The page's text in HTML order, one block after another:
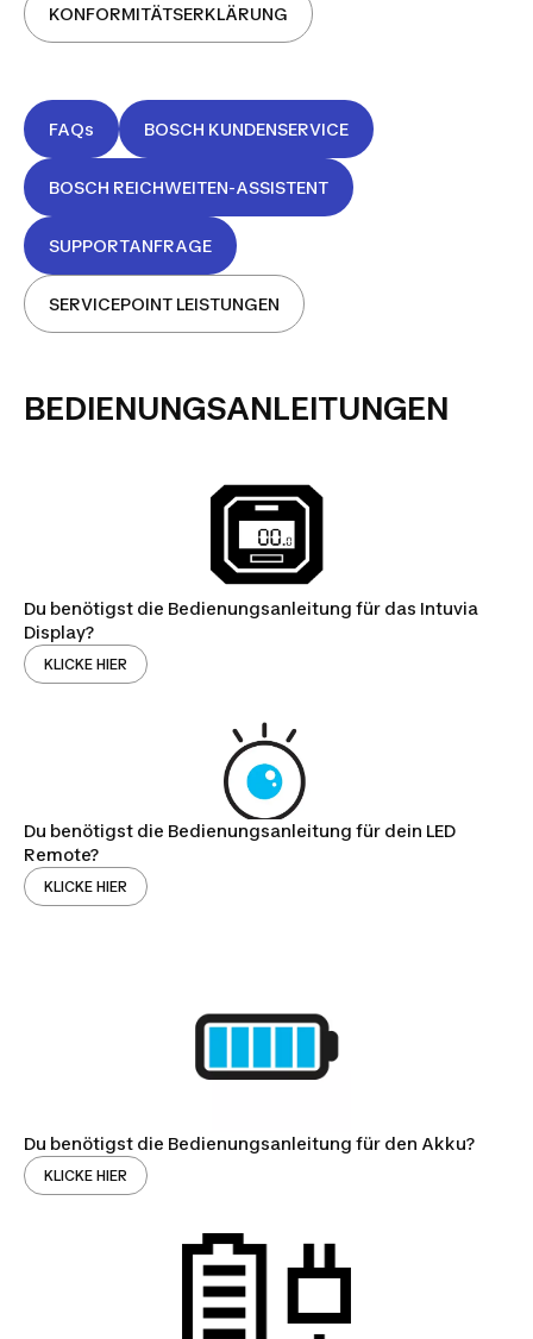
KONFORMITÄTSERKLÄRUNG
FAQs BOSCH KUNDENSERVICE
BOSCH REICHWEITEN-ASSISTENT
SUPPORTANFRAGE
SERVICEPOINT LEISTUNGEN
BEDIENUNGSANLEITUNGEN
Du benötigst die Bedienungsanleitung für das Intuvia
Display?
KLICKE HIER
Du benötigst die Bedienungsanleitung für dein LED
Remote?
KLICKE HIER
Du benötigst die Bedienungsanleitung für den Akku?
KLICKE HIER